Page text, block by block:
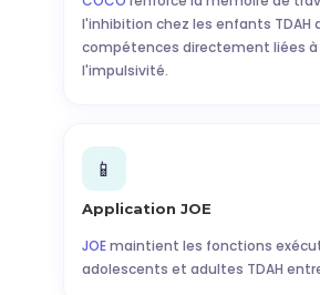
l'inhibition chez les enfants TDAH
compétences directement liées à
l'impulsivité.
📱
Application JOE
JOEmaintient les fonctions
adolescents et adultes TDAH